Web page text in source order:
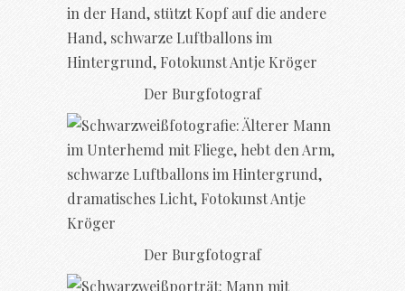
Der Burgfotograf
Der Burgfotograf